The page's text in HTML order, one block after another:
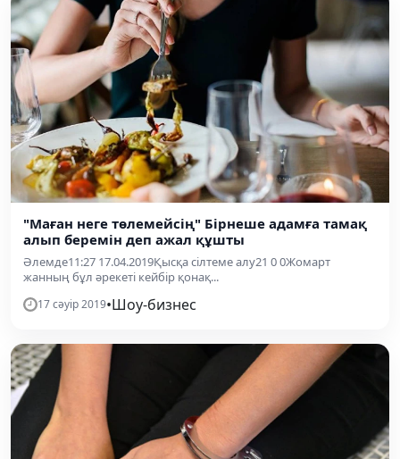
"Маған неге төлемейсің" Бірнеше адамға тамақ
алып беремін деп ажал құшты
Әлемде11:27 17.04.2019Қысқа сілтеме алу21 0 0Жомарт
жанның бұл әрекеті кейбір қонақ...
17 сәуір 2019•Шоу-бизнес